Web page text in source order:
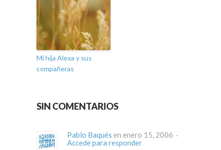
Mi hija Alexa y sus
compañeras
SIN COMENTARIOS
Pablo Baqués
en enero 15, 2006 ·
Accede para responder